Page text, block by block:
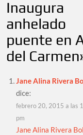
Inaugura
anhelado
puente en
del Carmen
Jane Alina Rivera
dice:
febrero 20, 2015 a las
pm
Jane Alina Rivera